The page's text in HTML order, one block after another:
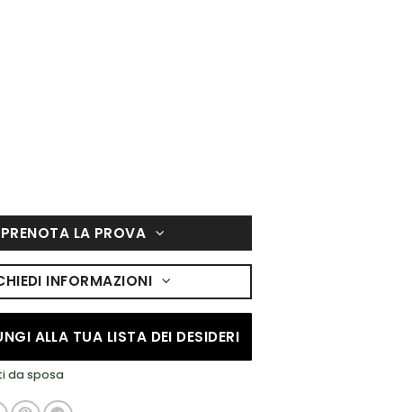
PRENOTA LA PROVA
INFORMAZIONI
ALLA TUA LISTA DEI DESIDERI
da sposa